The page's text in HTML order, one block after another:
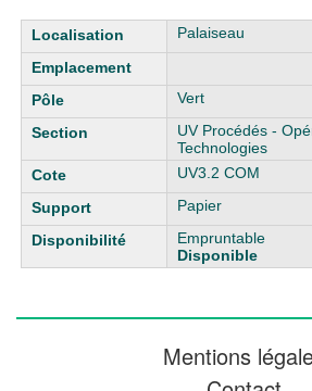
Liste des exemplaires Palaiseau
Vert
UV Procédés -
Technologies
UV3.2 COM
Papier
Empruntable
Disponible
Mentions